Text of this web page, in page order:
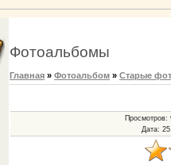
Фотоальбомы
Главная »Фотоальбом »Старые
Просмотров:
Дата: